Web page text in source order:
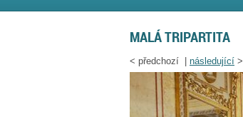
MALÁ TRIPARTITA
< předchozí | následující >